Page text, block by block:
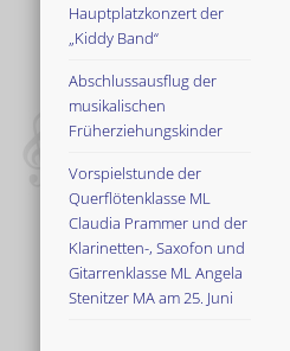
Hauptplatzkonzert der
„Kiddy Band“
Abschlussausflug der
musikalischen
Früherziehungskinder
Vorspielstunde der
Querflötenklasse ML
Claudia Prammer und der
Klarinetten-, Saxofon und
Gitarrenklasse ML Angela
Stenitzer MA am 25. Juni